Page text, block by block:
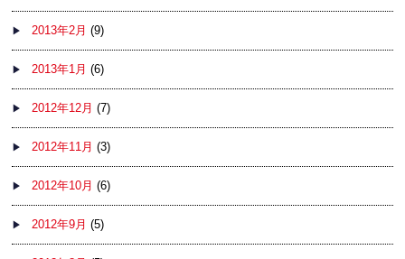
2013年2月 (9)
2013年1月 (6)
2012年12月 (7)
2012年11月 (3)
2012年10月 (6)
2012年9月 (5)